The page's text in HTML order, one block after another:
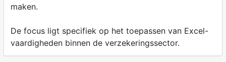
maken.
De focus ligt specifiek op het toepassen van Excel-
vaardigheden binnen de verzekeringssector.